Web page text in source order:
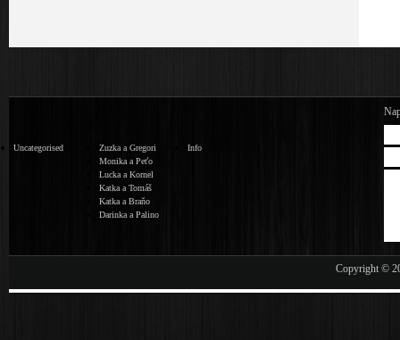
Uncategorised
Zuzka a Gregori
Monika a Peťo
Lucka a Kornel
Katka a Tomáš
Katka a Braňo
Darinka a Palino
Info
Copyright ©